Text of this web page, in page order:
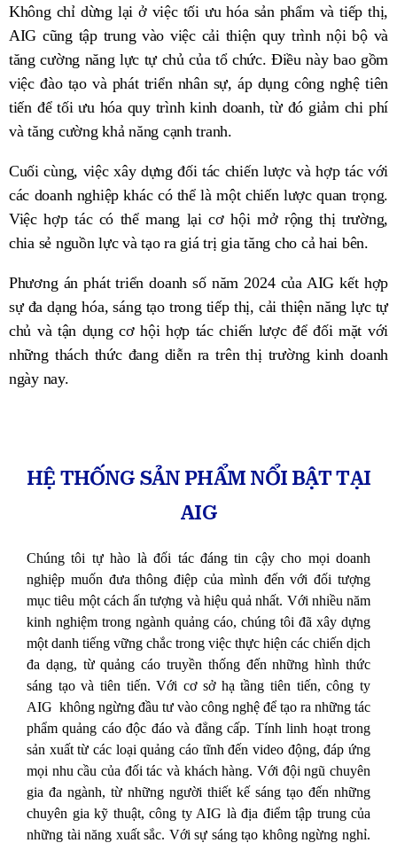
Không chỉ dừng lại ở việc tối ưu hóa sản phẩm và tiếp thị,
AIG cũng tập trung vào việc cải thiện quy trình nội bộ và
tăng cường năng lực tự chủ của tổ chức. Điều này bao gồm
việc đào tạo và phát triển nhân sự, áp dụng công nghệ tiên
tiến để tối ưu hóa quy trình kinh doanh, từ đó giảm chi phí
và tăng cường khả năng cạnh tranh.
Cuối cùng, việc xây dựng đối tác chiến lược và hợp tác với
các doanh nghiệp khác có thể là một chiến lược quan trọng.
Việc hợp tác có thể mang lại cơ hội mở rộng thị trường,
chia sẻ nguồn lực và tạo ra giá trị gia tăng cho cả hai bên.
Phương án phát triển doanh số năm 2024 của AIG kết hợp
sự đa dạng hóa, sáng tạo trong tiếp thị, cải thiện năng lực tự
chủ và tận dụng cơ hội hợp tác chiến lược để đối mặt với
những thách thức đang diễn ra trên thị trường kinh doanh
ngày nay.
HỆ THỐNG SẢN PHẨM NỔI BẬT TẠI
AIG
Chúng tôi tự hào là đối tác đáng tin cậy cho mọi doanh
nghiệp muốn đưa thông điệp của mình đến với đối tượng
mục tiêu một cách ấn tượng và hiệu quả nhất. Với nhiều năm
kinh nghiệm trong ngành quảng cáo, chúng tôi đã xây dựng
một danh tiếng vững chắc trong việc thực hiện các chiến dịch
đa dạng, từ quảng cáo truyền thống đến những hình thức
sáng tạo và tiên tiến. Với cơ sở hạ tầng tiên tiến, công ty
AIG không ngừng đầu tư vào công nghệ để tạo ra những tác
phẩm quảng cáo độc đáo và đẳng cấp. Tính linh hoạt trong
sản xuất từ các loại quảng cáo tĩnh đến video động, đáp ứng
mọi nhu cầu của đối tác và khách hàng. Với đội ngũ chuyên
gia đa ngành, từ những người thiết kế sáng tạo đến những
chuyên gia kỹ thuật, công ty AIG là địa điểm tập trung của
những tài năng xuất sắc. Với sự sáng tạo không ngừng nghỉ.